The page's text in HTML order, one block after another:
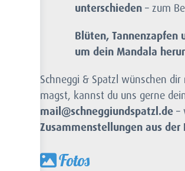
unterschieden – zum
Blüten, Tannenzapfen
um dein Mandala
Schneggi & Spatzl wünschen
magst, kannst du uns gerne
mail@schneggiundspatzl.de –
Zusammenstellungen aus der
Fotos